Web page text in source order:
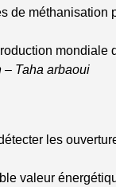
de méthanisation
mondiale
– Taha arbaoui
les
valeur